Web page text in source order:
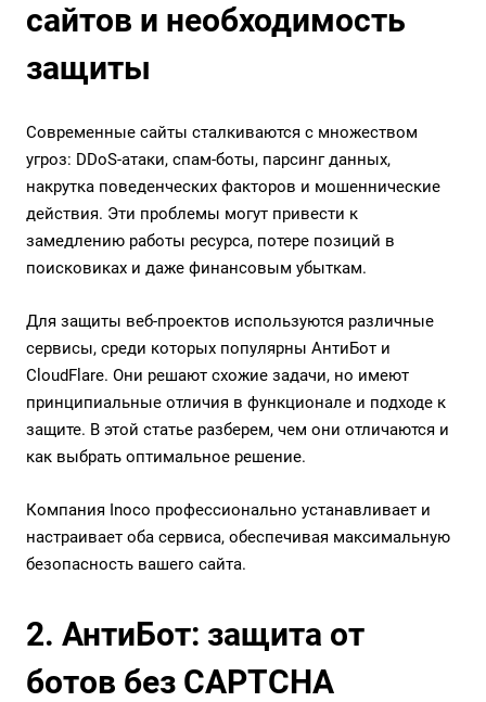
сайтов и необходимость
защиты
Современные сайты сталкиваются с множеством
угроз: DDoS-атаки, спам-боты, парсинг данных,
накрутка поведенческих факторов и мошеннические
действия. Эти проблемы могут привести к
замедлению работы ресурса, потере позиций в
поисковиках и даже финансовым убыткам.
Для защиты веб-проектов используются различные
сервисы, среди которых популярны АнтиБот и
CloudFlare. Они решают схожие задачи, но имеют
принципиальные отличия в функционале и подходе к
защите. В этой статье разберем, чем они отличаются и
как выбрать оптимальное решение.
Компания Inoco профессионально устанавливает и
настраивает оба сервиса, обеспечивая максимальную
безопасность вашего сайта.
2. АнтиБот: защита от
ботов без CAPTCHA